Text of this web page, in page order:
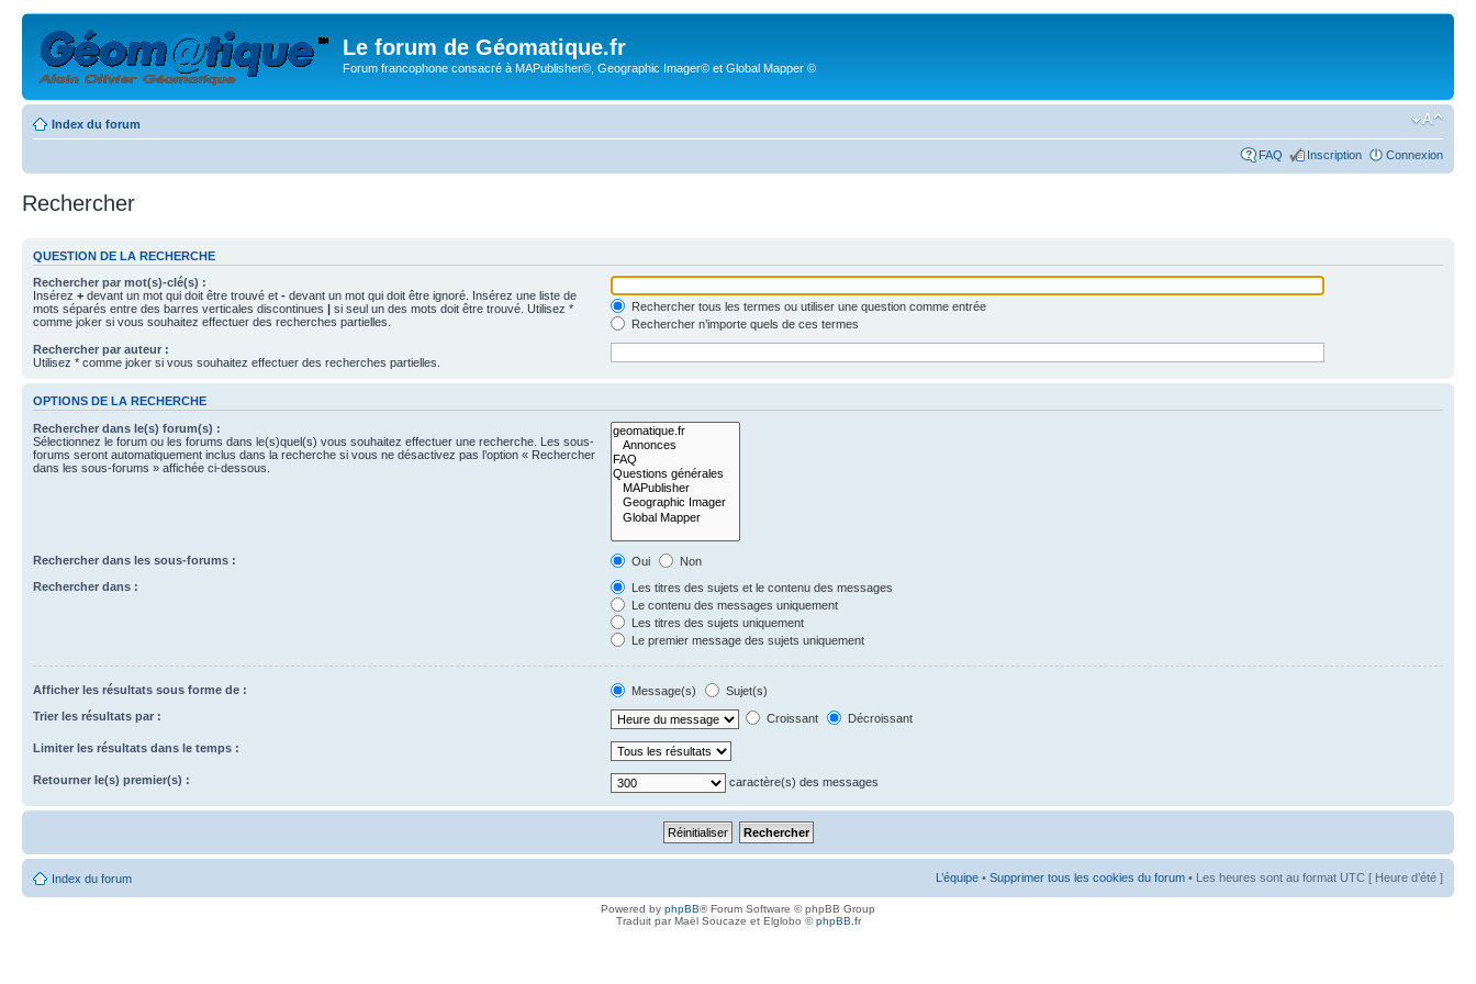
Le forum de Géomatique.fr
Forum francophone consacré à MAPublisher©, Geographic Imager© et Global Mapper ©
Index du forum
FAQ Inscription Connexion
Rechercher
QUESTION DE LA RECHERCHE
Rechercher par mot(s)-clé(s) :
Insérez + devant un mot qui doit être trouvé et - devant un mot qui doit être ignoré. Insérez une liste de
mots séparés entre des barres verticales discontinues | si seul un des mots doit être trouvé. Utilisez *
comme joker si vous souhaitez effectuer des recherches partielles.
Rechercher tous les termes ou utiliser une question comme entrée
Rechercher n’importe quels de ces termes
Rechercher par auteur :
Utilisez * comme joker si vous souhaitez effectuer des recherches partielles.
OPTIONS DE LA RECHERCHE
Rechercher dans le(s) forum(s) :
Sélectionnez le forum ou les forums dans le(s)quel(s) vous souhaitez effectuer une recherche. Les sous-
forums seront automatiquement inclus dans la recherche si vous ne désactivez pas l’option « Rechercher
dans les sous-forums » affichée ci-dessous.
Rechercher dans les sous-forums : Oui
Non
Rechercher dans :
Les titres des sujets et le contenu des messages
Le contenu des messages uniquement
Les titres des sujets uniquement
Le premier message des sujets uniquement
Afficher les résultats sous forme de : Message(s)
Sujet(s)
Trier les résultats par :
Croissant Décroissant
Limiter les résultats dans le temps :
Retourner le(s) premier(s) : caractère(s) des messages
Index du forum L’équipe • Supprimer tous les cookies du forum • Les heures sont au format UTC [ Heure d’été ]
Powered by phpBB® Forum Software © phpBB Group
Traduit par Maël Soucaze et Elglobo ©phpBB.fr